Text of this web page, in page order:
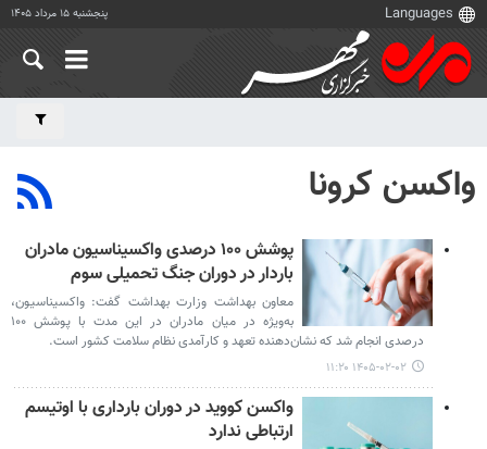
پنجشنبه ۱۵ مرداد ۱۴۰۵
واکسن کرونا
پوشش ۱۰۰ درصدی واکسیناسیون مادران
باردار در دوران جنگ تحمیلی سوم
معاون بهداشت وزارت بهداشت گفت: واکسیناسیون،
به‌ویژه در میان مادران در این مدت با پوشش ۱۰۰
درصدی انجام شد که نشان‌دهنده تعهد و کارآمدی نظام سلامت کشور است.
۱۴۰۵-۰۲-۰۲ ۱۱:۲۰
واکسن کووید در دوران بارداری با اوتیسم
ارتباطی ندارد